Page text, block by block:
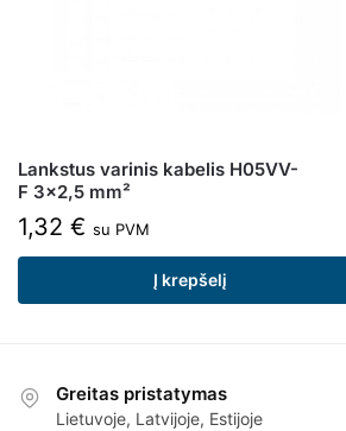
Lankstus varinis kabelis H05VV-
F 3×2,5 mm²
1,32 € su PVM
Į krepšelį
Greitas pristatymas
Lietuvoje, Latvijoje, Estijoje